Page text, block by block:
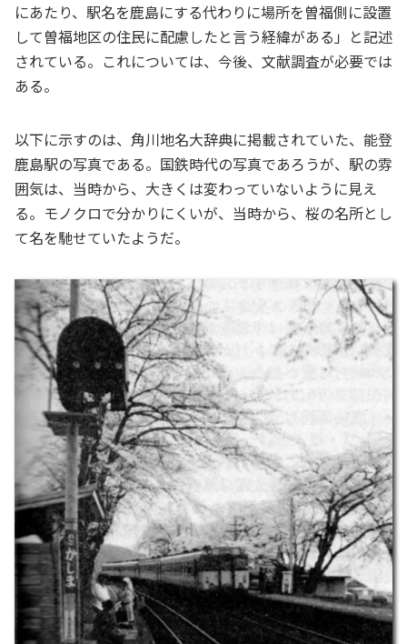
にあたり、駅名を鹿島にする代わりに場所を曽福側に設置
して曽福地区の住民に配慮したと言う経緯がある」と記述
されている。これについては、今後、文献調査が必要では
ある。
以下に示すのは、角川地名大辞典に掲載されていた、能登
鹿島駅の写真である。国鉄時代の写真であろうが、駅の雰
囲気は、当時から、大きくは変わっていないように見え
る。モノクロで分かりにくいが、当時から、桜の名所とし
て名を馳せていたようだ。